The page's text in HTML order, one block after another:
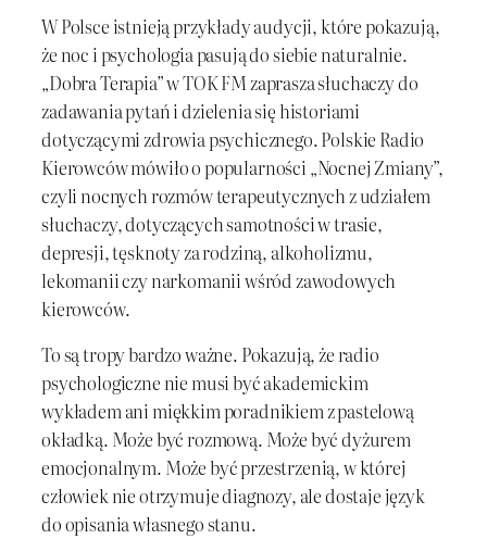
W Polsce istnieją przykłady audycji, które pokazują,
że noc i psychologia pasują do siebie naturalnie.
„Dobra Terapia” w TOK FM zaprasza słuchaczy do
zadawania pytań i dzielenia się historiami
dotyczącymi zdrowia psychicznego. Polskie Radio
Kierowców mówiło o popularności „Nocnej Zmiany”,
czyli nocnych rozmów terapeutycznych z udziałem
słuchaczy, dotyczących samotności w trasie,
depresji, tęsknoty za rodziną, alkoholizmu,
lekomanii czy narkomanii wśród zawodowych
kierowców.
To są tropy bardzo ważne. Pokazują, że radio
psychologiczne nie musi być akademickim
wykładem ani miękkim poradnikiem z pastelową
okładką. Może być rozmową. Może być dyżurem
emocjonalnym. Może być przestrzenią, w której
człowiek nie otrzymuje diagnozy, ale dostaje język
do opisania własnego stanu.